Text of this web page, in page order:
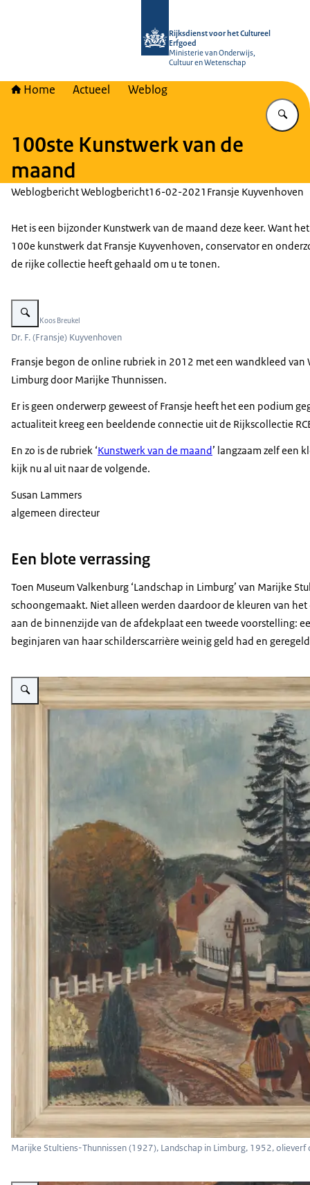
Rijksdienst voor het Cultureel
Erfgoed
Ministerie van Onderwijs,
Cultuur en Wetenschap
Home Actueel Weblog
100ste Kunstwerk van de
maand
Weblogbericht Weblogbericht16-02-2021 Fransje Kuyvenhoven
Het is een bijzonder Kunstwerk van de maand deze keer. Want
100e kunstwerk dat Fransje Kuyvenhoven, conservator en
de rijke collectie heeft gehaald om u te tonen.
Vergroot afbeelding Portret van Dr. F. (Fransje) Kuyvenhoven
Beeld: © Koos Breukel
Dr. F. (Fransje) Kuyvenhoven
Fransje begon de online rubriek in 2012 met een wandkleed
Limburg door Marijke Thunnissen.
Er is geen onderwerp geweest of Fransje heeft het een podium
actualiteit kreeg een beeldende connectie uit de Rijkscollectie
En zo is de rubriek ‘Kunstwerk van de maand’ langzaam zelf een
kijk nu al uit naar de volgende.
Susan Lammers
algemeen directeur
Een blote verrassing
Toen Museum Valkenburg ‘Landschap in Limburg’ van Marijke
schoongemaakt. Niet alleen werden daardoor de kleuren van
aan de binnenzijde van de afdekplaat een tweede voorstelling:
beginjaren van haar schilderscarrière weinig geld had en
Vergroot afbeelding Dorpsgezicht op huizen en twee grote bomen, met
Marijke Stultiens-Thunnissen (1927), Landschap in Limburg, 1952,
Vergroot afbeelding Portret van naakte vrouw, vanaf de knieën, zittend,